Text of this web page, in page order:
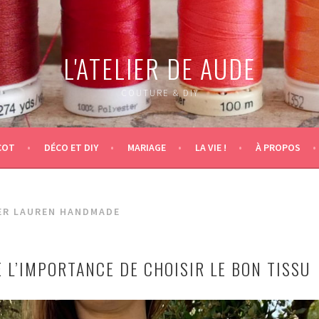
L'ATELIER DE AUDE
COUTURE & DIY
DÉCO ET DIY MARIAGE LA VIE ! À PROPOS
LAUREN HANDMADE
L’IMPORTANCE DE CHOISIR LE BON TISSU